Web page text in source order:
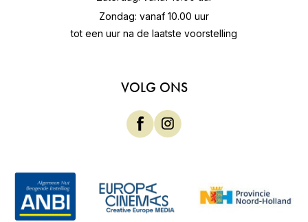
Zondag: vanaf 10.00 uur
tot een uur na de laatste voorstelling
VOLG ONS